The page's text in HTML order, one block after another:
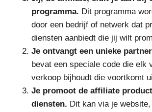
programma. Dit programma
door een bedrijf of netwerk dat
diensten aanbiedt die jij wilt
Je ontvangt een unieke
bevat een speciale code die elk
verkoop bijhoudt die voortkomt
Je promoot de affiliate
diensten. Dit kan via je